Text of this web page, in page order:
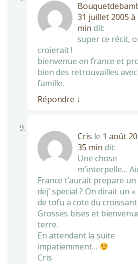
31 juillet 2005 à
min dit:
super ce récit,
croierait !
bienvenue en france et
bien des retrouvailles
famille.
Répondre ↓
Cris le 1 août
35 min dit:
Une chose
m’interpelle…
France t’aurait prepare
dej’ special ? On dirait un
de tofu a cote du croissant
Grosses bises et
terre.
En attendant la suite
impatiemment…
Cris